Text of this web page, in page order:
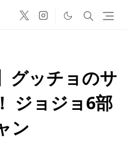
グッチョのサ
ジョジョ6部
ン